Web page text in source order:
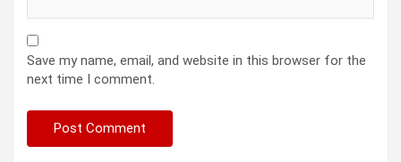
Save my name, email, and website in this browser for the
next time I comment.